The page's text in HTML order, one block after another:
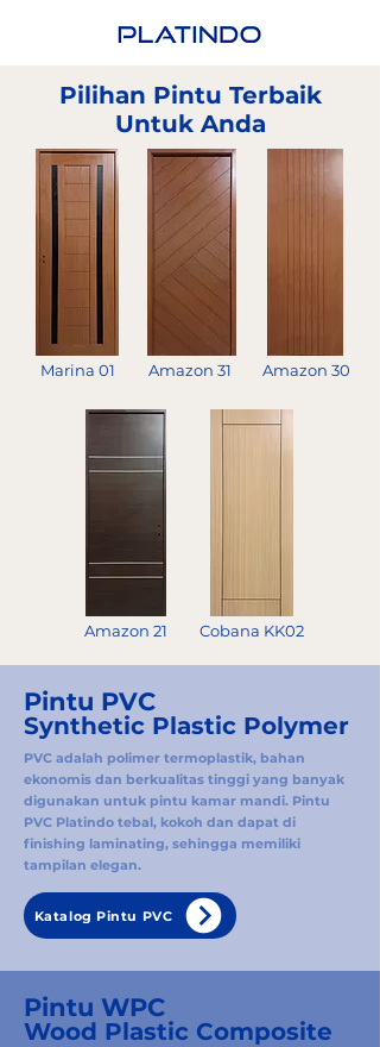
Pilihan Pintu Terbaik
Untuk Anda
Marina 01 Amazon 31 Amazon 30
Amazon 21 Cobana KK02
Pintu PVC
Synthetic Plastic Polymer
PVC adalah polimer termoplastik, bahan
ekonomis dan berkualitas tinggi yang banyak
digunakan untuk pintu kamar mandi. Pintu
PVC Platindo tebal, kokoh dan dapat di
finishing laminating, sehingga memiliki
tampilan elegan.
Katalog Pintu PVC
Pintu WPC
Wood Plastic Composite